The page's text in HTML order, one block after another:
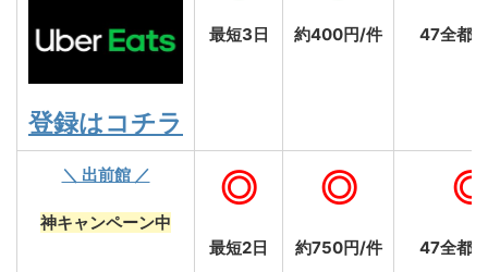
登録はコチラ
最短3日 約400円/件 47全都
＼ 出前館 ／
神キャンペーン中
◎
最短2日
◎
約750円/件
◎
47全都